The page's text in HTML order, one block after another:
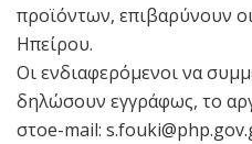
προϊόντων, επιβαρύνουν
Ηπείρου.
Οι ενδιαφερόμενοι να
δηλώσουν εγγράφως, το
στoe-mail: